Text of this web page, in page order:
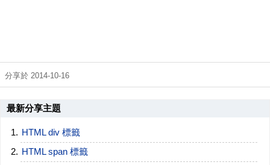
分享於 2014-10-16
最新分享主題
HTML div 標籤
HTML span 標籤